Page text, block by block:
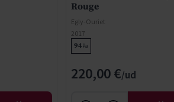
Rouge
Egly-Ouriet
2017
94Pa
220,00 €